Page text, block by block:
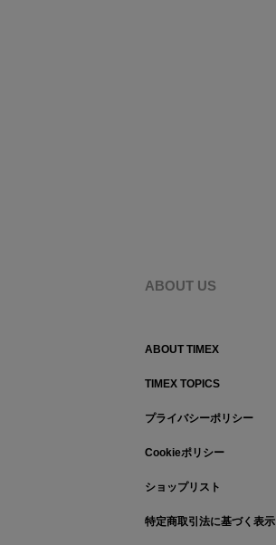
ABOUT US
ABOUT TIMEX
TIMEX TOPICS
プライバシーポリシー
Cookieポリシー
ショップリスト
特定商取引法に基づく表示